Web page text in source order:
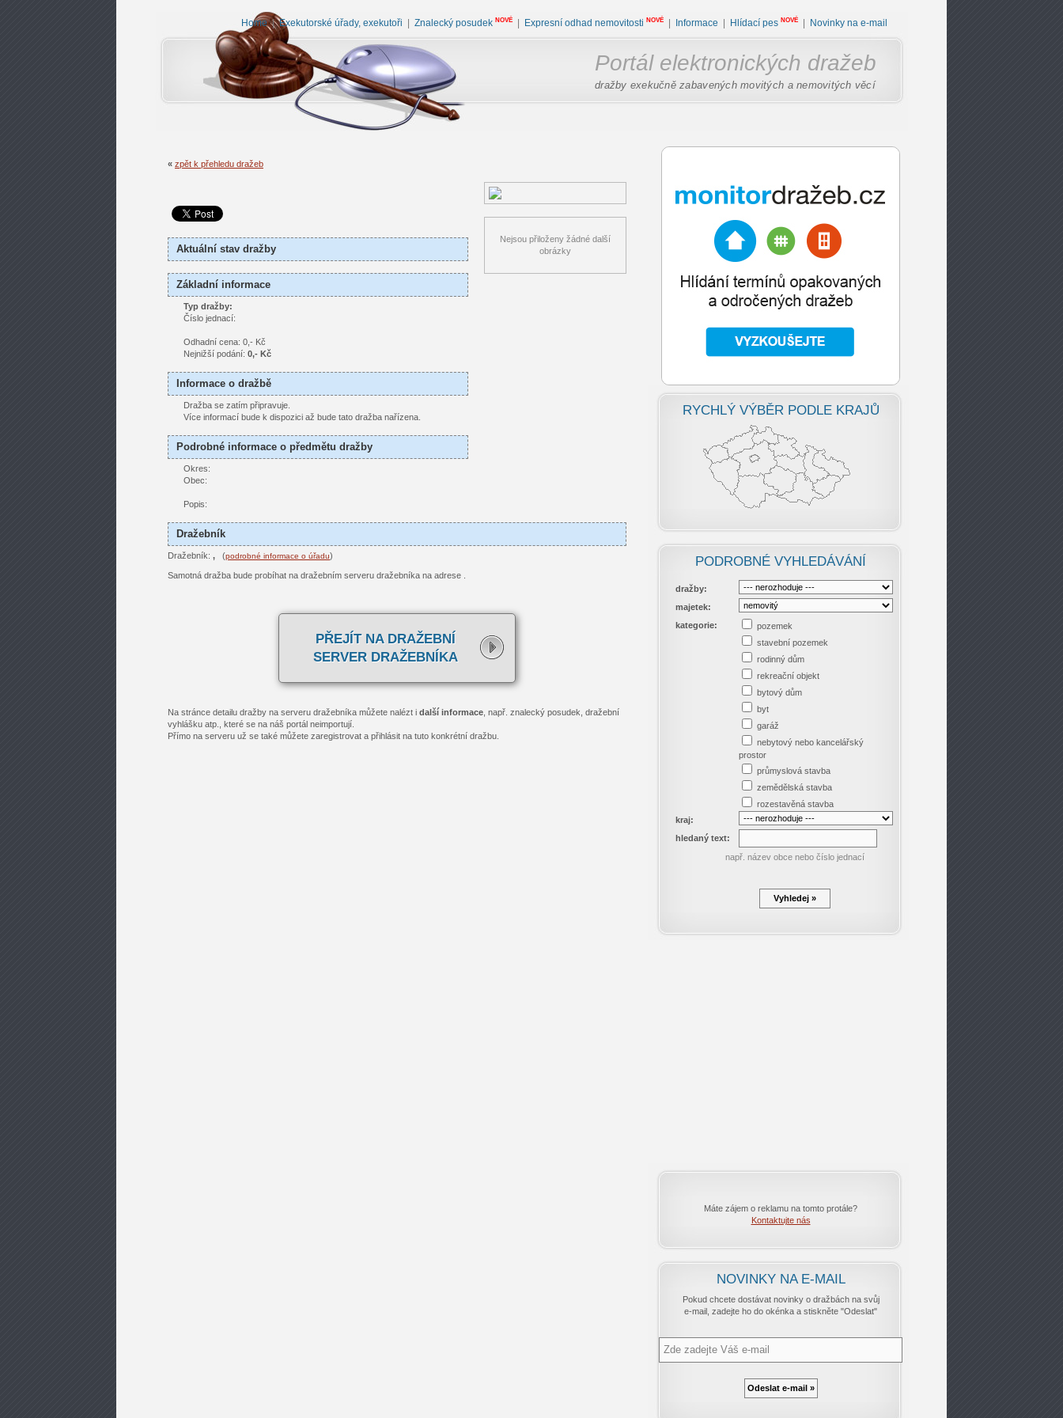
Home|Exekutorské úřady, exekutoři Znalecký posudek NOVÉ Expresní odhad nemovitosti NOVÉ Informace Hlídací pes NOVÉ Novinky na e-mail
Portál elektronických dražeb
dražby exekučně zabavených movitých a nemovitých věcí
« zpět k přehledu dražeb
Nejsou přiloženy žádné další
obrázky
Aktuální stav dražby
Základní informace
Typ dražby:
Číslo jednací:
Odhadní cena: 0,- Kč
Nejnižší podání: 0,- Kč
Informace o dražbě
Dražba se zatím připravuje.
Více informací bude k dispozici až bude tato dražba nařízena.
Podrobné informace o předmětu dražby
Okres:
Obec:
Popis:
Dražebník
Dražebník: , (podrobné informace o úřadu)
Samotná dražba bude probíhat na dražebním serveru dražebníka na adrese
PŘEJÍT NA DRAŽEBNÍ
SERVER DRAŽEBNÍKA
Na stránce detailu dražby na serveru dražebníka můžete nalézt i další informace , např. znalecký posudek, dražební
vyhlášku atp., které se na náš portál neimportují.
Přímo na serveru už se také můžete zaregistrovat a přihlásit na tuto konkrétní dražbu.
RYCHLÝ VÝBĚR PODLE KRAJŮ
PODROBNÉ VYHLEDÁVÁNÍ
dražby:
majetek:
kategorie:
pozemek
stavební pozemek
rodinný dům
rekreační objekt
bytový dům
byt
garáž
nebytový nebo kancelářský
prostor
průmyslová stavba
zemědělská stavba
rozestavěná stavba
kraj:
hledaný text:
např. název obce nebo číslo jednací
Máte zájem o reklamu na tomto protále?
Kontaktujte nás
NOVINKY NA E-MAIL
Pokud chcete dostávat novinky o dražbách na svůj
e-mail, zadejte ho do okénka a stiskněte "Odeslat"